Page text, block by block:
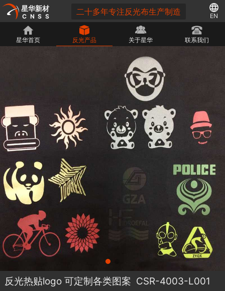
星华新材
CNSS 二十多年专注反光布生产制造 EN
星华首页 反光产品 关于星华 联系我们
反光热贴logo 可定制各类图案 CSR-4003-L001